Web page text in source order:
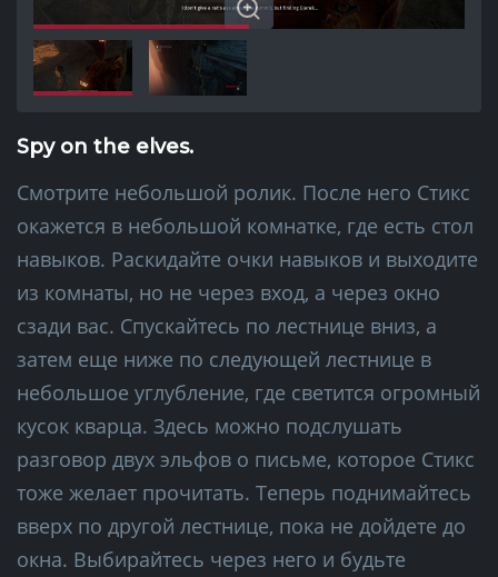
Spy on the elves.
Смотрите небольшой ролик. После него Стикс
окажется в небольшой комнатке, где есть стол
навыков. Раскидайте очки навыков и выходите
из комнаты, но не через вход, а через окно
сзади вас. Спускайтесь по лестнице вниз, а
затем еще ниже по следующей лестнице в
небольшое углубление, где светится огромный
кусок кварца. Здесь можно подслушать
разговор двух эльфов о письме, которое Стикс
тоже желает прочитать. Теперь поднимайтесь
вверх по другой лестнице, пока не дойдете до
окна. Выбирайтесь через него и будьте